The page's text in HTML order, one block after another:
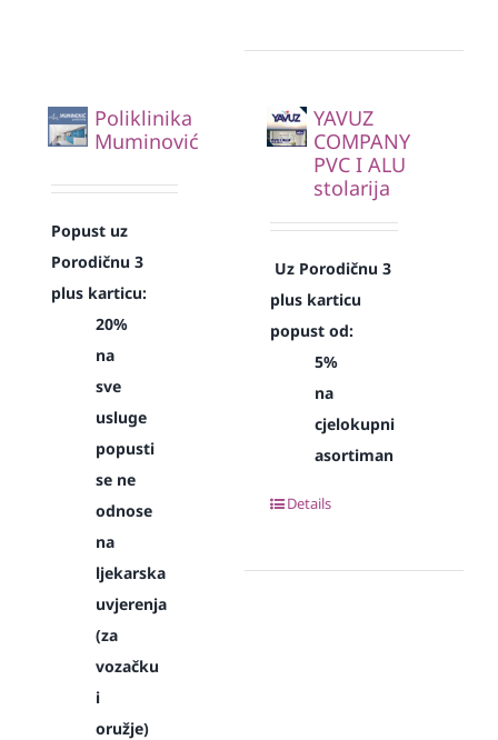
Poliklinika
Muminović
Popust uz
Porodičnu 3
plus karticu:
20%
na
sve
usluge
popusti
se ne
odnose
na
ljekarska
uvjerenja
(za
vozačku
i
oružje)
YAVUZ
COMPANY
PVC I ALU
stolarija
Uz Porodičnu 3
plus karticu
popust od:
5%
na
cjelokupni
asortiman
Details